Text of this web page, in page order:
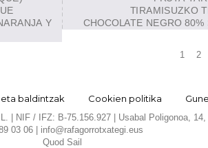
1 2
baldintzak Cookien politika
| NIF / IFZ: B-75.156.927 | Usabal Poligonoa, 14,
03 06 |
info@rafagorrotxategi.eus
Quod Sail